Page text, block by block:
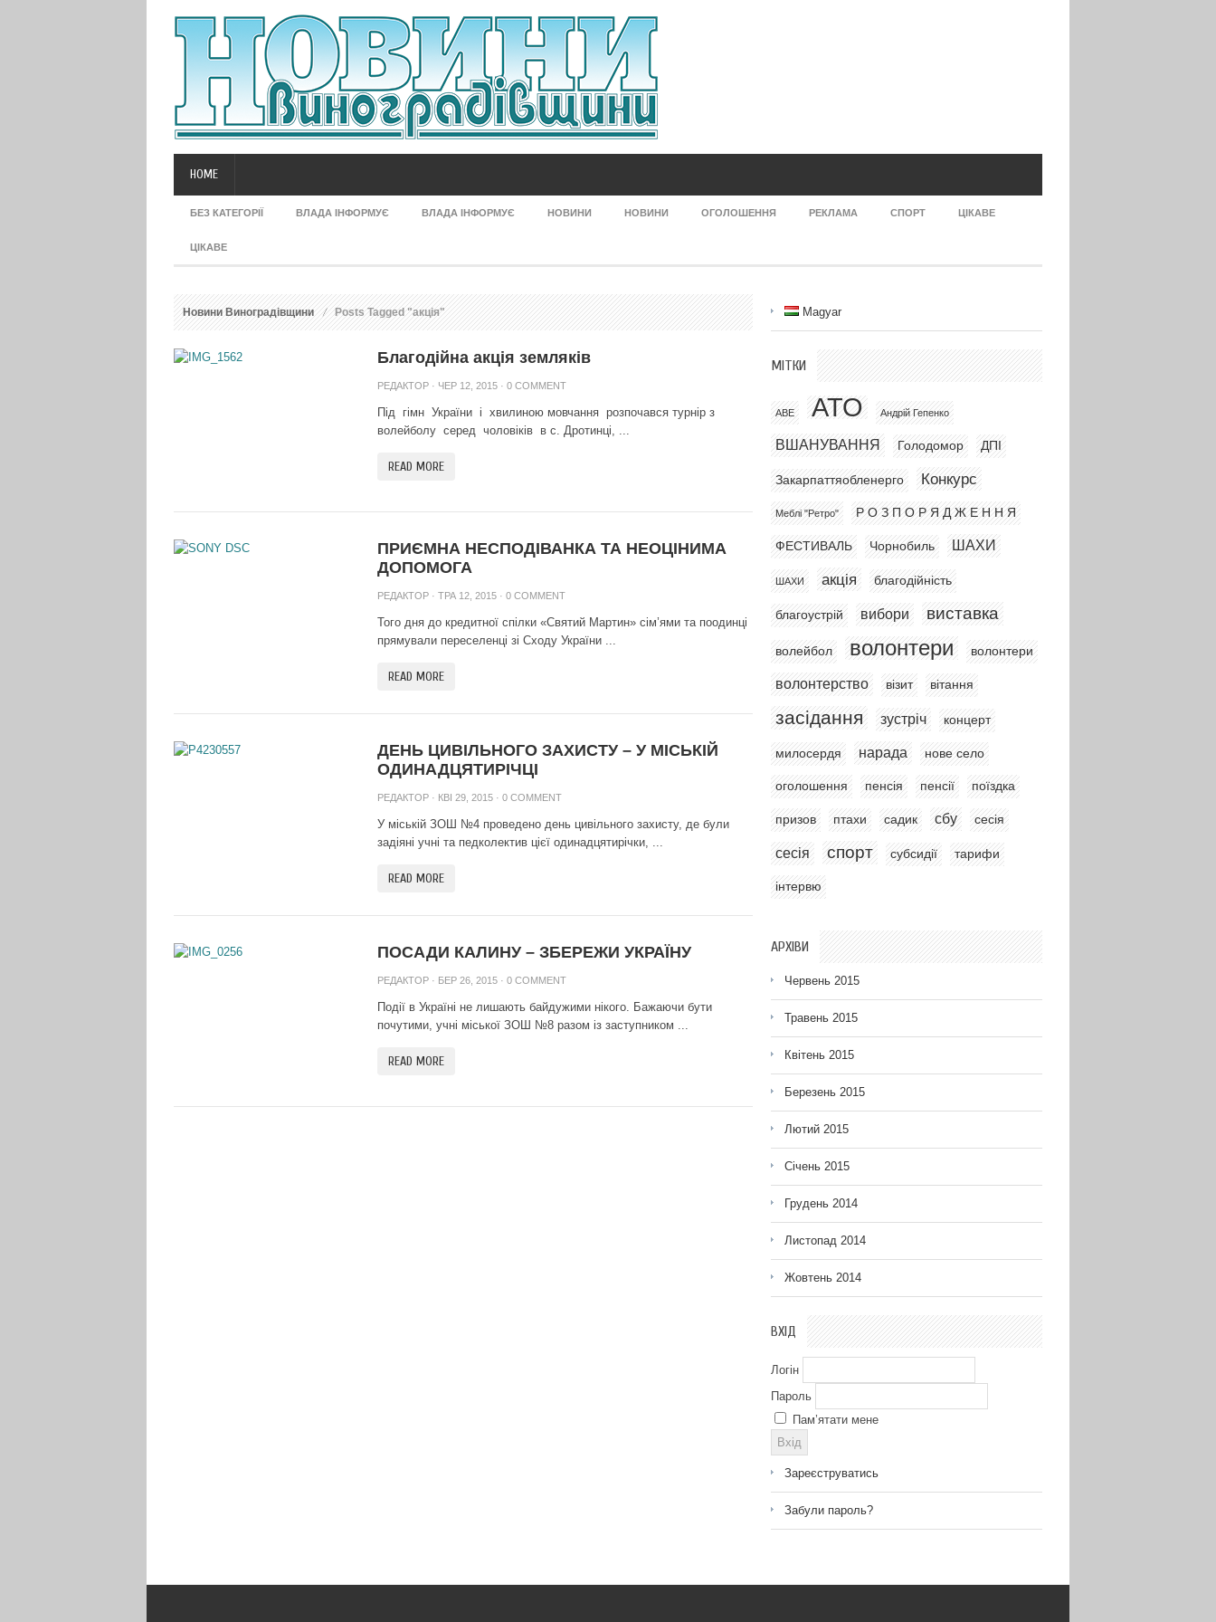
HOME
БЕЗ КАТЕГОРІЇ ВЛАДА ІНФОРМУЄ ВЛАДА ІНФОРМУЄ НОВИНИ НОВИНИ ОГОЛОШЕННЯ РЕКЛАМА СПОРТ ЦІКАВЕ
ЦІКАВЕ
Новини Виноградівщини Posts Tagged "акція"
Благодійна акція земляків
РЕДАКТОР · ЧЕР 12, 2015 · 0 COMMENT
Під гімн України і хвилиною мовчання розпочався турнір з
волейболу серед чоловіків в с. Дротинці, ...
READ MORE
ПРИЄМНА НЕСПОДІВАНКА ТА НЕОЦІНИМА
ДОПОМОГА
РЕДАКТОР · ТРА 12, 2015 · 0 COMMENT
Того дня до кредитної спілки «Святий Мартин» сім’ями та поодинці
прямували переселенці зі Сходу України ...
READ MORE
ДЕНЬ ЦИВІЛЬНОГО ЗАХИСТУ – У МІСЬКІЙ
ОДИНАДЦЯТИРІЧЦІ
РЕДАКТОР · КВІ 29, 2015 · 0 COMMENT
У міській ЗОШ №4 проведено день цивільного захисту, де були
задіяні учні та педколектив цієї одинадцятирічки, ...
READ MORE
ПОСАДИ КАЛИНУ – ЗБЕРЕЖИ УКРАЇНУ
РЕДАКТОР · БЕР 26, 2015 · 0 COMMENT
Події в Україні не лишають байдужими нікого. Бажаючи бути
почутими, учні міської ЗОШ №8 разом із заступником ...
READ MORE
Magyar
МІТКИ
АВЕ АТО Андрій Гепенко
ВШАНУВАННЯ Голодомор ДПІ
Закарпаттяобленерго Конкурс
Меблі "Ретро" Р О З П О Р Я Д Ж Е Н Н Я
ФЕСТИВАЛЬ Чорнобиль ШАХИ
ШАХИ акція благодійність
благоустрій вибори виставка
волейбол волонтери волонтери
волонтерство візит вітання
засідання зустріч концерт
милосердя нарада нове село
оголошення пенсія пенсії поїздка
призов птахи садик сбу сесія
сесія спорт субсидії тарифи
інтервю
АРХІВИ
Червень 2015
Травень 2015
Квітень 2015
Березень 2015
Лютий 2015
Січень 2015
Грудень 2014
Листопад 2014
Жовтень 2014
ВХІД
Логін
Пароль
Пам’ятати мене
Зареєструватись
Забули пароль?